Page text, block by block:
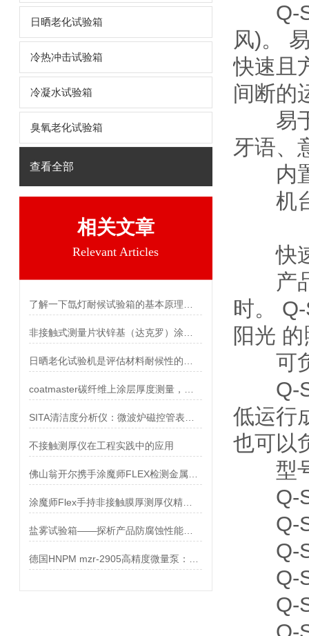
日晒老化试验箱
冷热冲击试验箱
冷凝水试验箱
臭氧老化试验箱
查看全部
相关文章
Relevant Articles
不接触测厚仪在工程实践中的应用
Q-
风)。
快速且
间断的
易于
牙语、
内置
机台
快速
产品
时。
阳光
可负
Q-
低运行
也可以
型号
Q-
Q-
Q-
Q-
Q-